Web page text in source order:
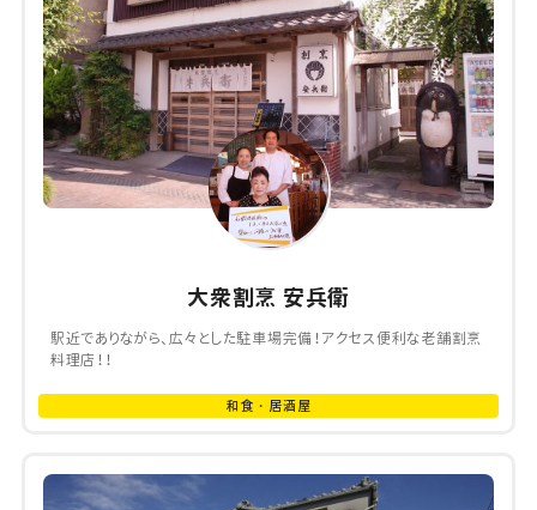
大衆割烹 安兵衛
駅近でありながら、広々とした駐車場完備！アクセス便利な老舗割烹
料理店！！
和食・居酒屋